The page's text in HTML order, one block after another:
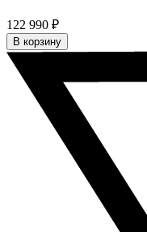
122 990 ₽
В корзину